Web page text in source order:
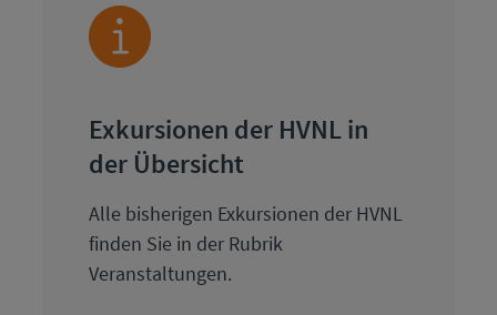
Exkursionen der HVNL in
der Übersicht
Alle bisherigen Exkursionen der HVNL
finden Sie in der Rubrik
Veranstaltungen.